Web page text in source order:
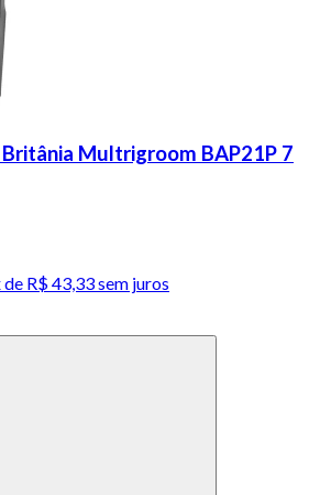
Multrigroom BAP21P 7
de R$ 43,33 sem juros